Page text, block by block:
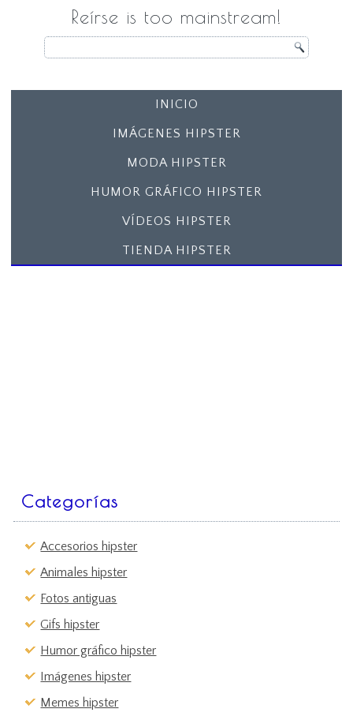
Reírse is too mainstream!
INICIO
IMÁGENES HIPSTER
MODA HIPSTER
HUMOR GRÁFICO HIPSTER
VÍDEOS HIPSTER
TIENDA HIPSTER
Categorías
Accesorios hipster
Animales hipster
Fotos antiguas
Gifs hipster
Humor gráfico hipster
Imágenes hipster
Memes hipster